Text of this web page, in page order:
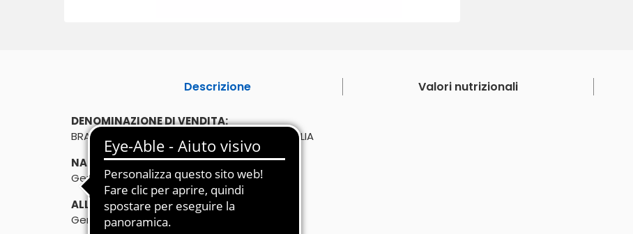
Descrizione Valori nutrizionali
DENOMINAZIONE DI VENDITA:
BRACIOLE DI LOMBO SUINO CONFEZIONE FAMIGLIA
NATO IN:
Germania
ALLEVATO IN:
Germania